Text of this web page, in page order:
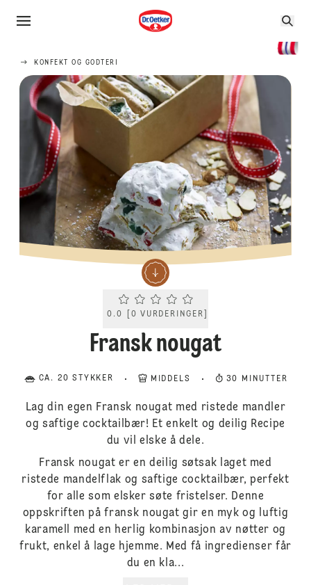
KONFEKT OG GODTERI
Current rating 0.0. Click to rate.
0.0 0 VURDERINGER
Fransk nougat
CA. 20 STYKKER MIDDELS 30 MINUTTER
Lag din egen Fransk nougat med ristede mandler
og saftige cocktailbær! Et enkelt og deilig Recipe
du vil elske å dele.
Fransk nougat er en deilig søtsak laget med
ristede mandelflak og saftige cocktailbær, perfekt
for alle som elsker søte fristelser. Denne
oppskriften på fransk nougat gir en myk og luftig
karamell med en herlig kombinasjon av nøtter og
frukt, enkel å lage hjemme. Med få ingredienser får
du en kla...